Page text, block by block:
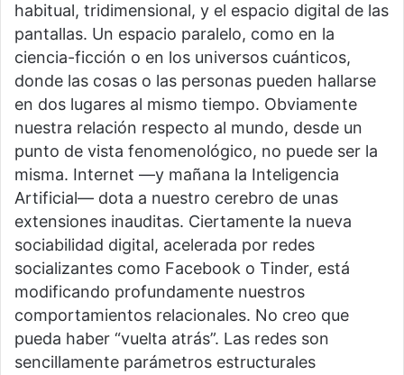
habitual, tridimensional, y el espacio digital de las
pantallas. Un espacio paralelo, como en la
ciencia-ficción o en los universos cuánticos,
donde las cosas o las personas pueden hallarse
en dos lugares al mismo tiempo. Obviamente
nuestra relación respecto al mundo, desde un
punto de vista fenomenológico, no puede ser la
misma. Internet —y mañana la Inteligencia
Artificial— dota a nuestro cerebro de unas
extensiones inauditas. Ciertamente la nueva
sociabilidad digital, acelerada por redes
socializantes como Facebook o Tinder, está
modificando profundamente nuestros
comportamientos relacionales. No creo que
pueda haber “vuelta atrás”. Las redes son
sencillamente parámetros estructurales